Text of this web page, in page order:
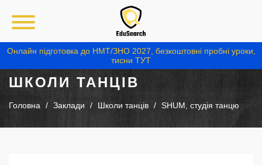
Онлайн підготовка до НМТ/ЗНО 2027, безкоштовні пробні уроки,
тисни ТУТ
ШКОЛИ ТАНЦІВ
Головна Заклади Школи танців SHUM, студія танцю